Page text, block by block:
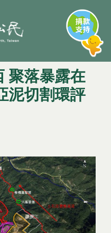
聚落暴露在
泥切割環評